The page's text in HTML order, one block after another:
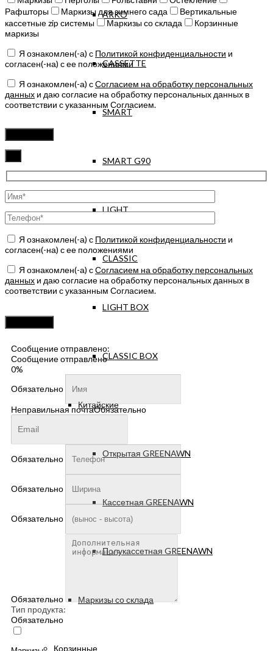
ARKO
CASSETTE
SMART
SMART G90
LIGHT
CLASSIC
LIGHT BOX
CLASSIC BOX
Китайские
Открытая GREENAWN
Кассетная GREENAWN
Полукассетная GREENAWN
Маркизы со склада
Корзинные
Рафшторы
Маркизы для зимнего сада
Вертикальные
кассетные zip системы
Маркизы со склада
Корзинные
маркизы
Я ознакомлен(-а) с Политикой конфиденциальности и
согласен(-на) с ее положениями
Я ознакомлен(-а) сСогласием на обработку персональных
данных и даю согласие на обработку персональных данных в
соответствии с указанным Согласием.
Я ознакомлен(-а) с Политикой конфиденциальности и
согласен(-на) с ее положениями
Я ознакомлен(-а) сСогласием на обработку персональных
данных и даю согласие на обработку персональных данных в
соответствии с указанным Согласием.
это
поле
Сообщение отправлено:
Сообщение отправлено
0%
Обязательно
Неправильная почтаОбязательно
Обязательно
Обязательно
Обязательно
Обязательно
Тип продукта:
Обязательно